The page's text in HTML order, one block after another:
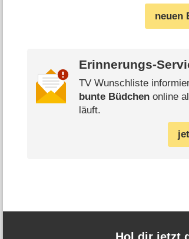
neuen
Erinnerungs-
TV Wunschliste
bunte Büdchenonline
läuft.